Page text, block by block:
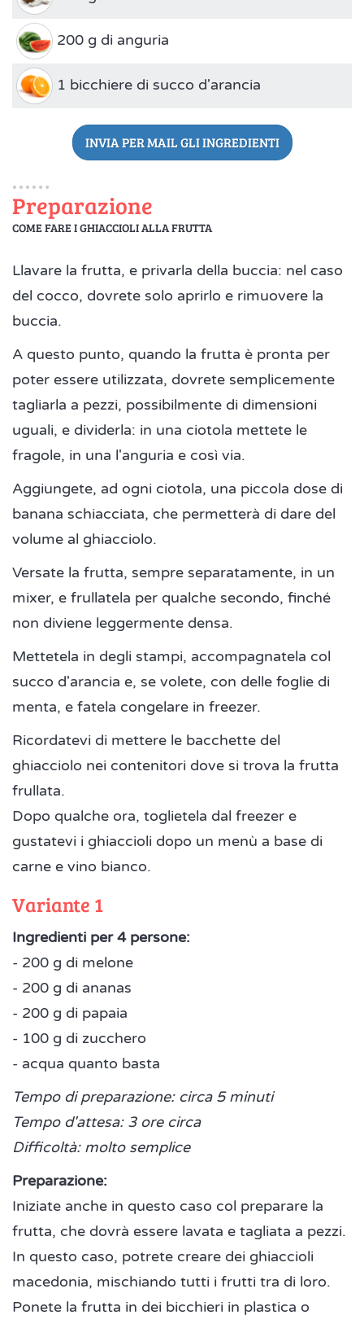
200 g di anguria
1 bicchiere di succo d'arancia
INVIA PER MAIL GLI INGREDIENTI
Preparazione
COME FARE I GHIACCIOLI ALLA FRUTTA
Llavare la frutta, e privarla della buccia: nel caso
del cocco, dovrete solo aprirlo e rimuovere la
buccia.
A questo punto, quando la frutta è pronta per
poter essere utilizzata, dovrete semplicemente
tagliarla a pezzi, possibilmente di dimensioni
uguali, e dividerla: in una ciotola mettete le
fragole, in una l'anguria e così via.
Aggiungete, ad ogni ciotola, una piccola dose di
banana schiacciata, che permetterà di dare del
volume al ghiacciolo.
Versate la frutta, sempre separatamente, in un
mixer, e frullatela per qualche secondo, finché
non diviene leggermente densa.
Mettetela in degli stampi, accompagnatela col
succo d'arancia e, se volete, con delle foglie di
menta, e fatela congelare in freezer.
Ricordatevi di mettere le bacchette del
ghiacciolo nei contenitori dove si trova la frutta
frullata.
Dopo qualche ora, toglietela dal freezer e
gustatevi i ghiaccioli dopo un menù a base di
carne e vino bianco.
Variante 1
Ingredienti per 4 persone:
- 200 g di melone
- 200 g di ananas
- 200 g di papaia
- 100 g di zucchero
- acqua quanto basta
Tempo di preparazione: circa 5 minuti
Tempo d'attesa: 3 ore circa
Difficoltà: molto semplice
Preparazione:
Iniziate anche in questo caso col preparare la
frutta, che dovrà essere lavata e tagliata a pezzi.
In questo caso, potrete creare dei ghiaccioli
macedonia, mischiando tutti i frutti tra di loro.
Ponete la frutta in dei bicchieri in plastica o